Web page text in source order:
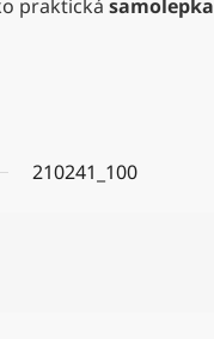
praktická samolepka
210241_100